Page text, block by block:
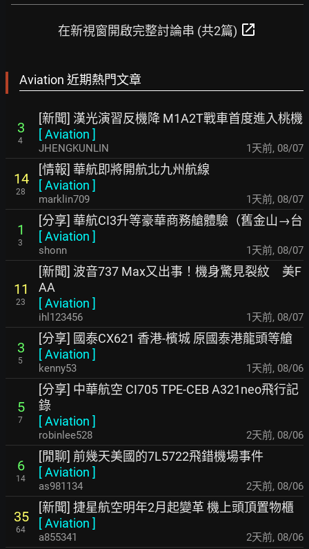
在新視窗開啟完整討論串 (共2篇) open_in_new
Aviation 近期熱門文章
3
4
[新聞] 漢光演習反機降 M1A2T戰車首度進入桃機
[Aviation ]
JHENGKUNLIN 1天前, 08/07
14
28
[情報] 華航即將開航北九州航線
[Aviation ]
marklin709 1天前, 08/07
1
3
[分享] 華航CI3升等豪華商務艙體驗（舊金山→台
[Aviation ]
shonn 1天前, 08/07
11
23
[新聞] 波音737 Max又出事！機身驚見裂紋 美F
AA
[Aviation ]
ihl123456 1天前, 08/07
3
5
[分享] 國泰CX621 香港-檳城 原國泰港龍頭等艙
[Aviation ]
kenny53 1天前, 08/06
5
7
[分享] 中華航空 CI705 TPE-CEB A321neo飛行記
錄
[Aviation ]
robinlee528 2天前, 08/06
6
14
[閒聊] 前幾天美國的7L5722飛錯機場事件
[Aviation ]
as981134 2天前, 08/06
35
64
[新聞] 捷星航空明年2月起變革 機上頭頂置物櫃
[Aviation ]
a855341 2天前, 08/06